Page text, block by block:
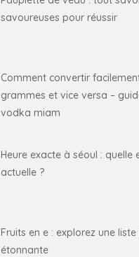
savoureuses pour réussir
Comment convertir
grammes et vice versa –
vodka miam
Heure exacte à séoul : quelle
actuelle ?
Fruits en e : explorez une
étonnante